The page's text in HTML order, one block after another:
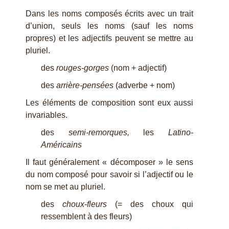
Dans les noms composés écrits avec un trait
d’union, seuls les noms (sauf les noms
propres) et les adjectifs peuvent se mettre au
pluriel.
des rouges-gorges (nom + adjectif)
des arrière-pensées (adverbe + nom)
Les éléments de composition sont eux aussi
invariables.
des semi-remorques, les Latino-
Américains
Il faut généralement « décomposer » le sens
du nom composé pour savoir si l’adjectif ou le
nom se met au pluriel.
des choux-fleurs (= des choux qui
ressemblent à des fleurs)